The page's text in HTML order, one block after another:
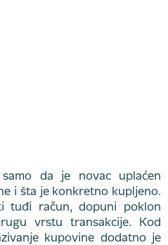
da je novac uplaćen
i šta je konkretno kupljeno.
tuđi račun, dopuni poklon
vrstu transakcije. Kod
kupovine dodatno je